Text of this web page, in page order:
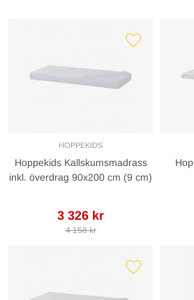
HOPPEKIDS
Hoppekids Kallskumsmadrass
inkl. överdrag 90x200 cm (9 cm)
3 326 kr
4 158 kr